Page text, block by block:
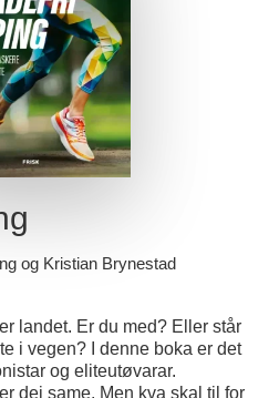
og Kristian Brynestad
landet. Er du med? Eller står
i vegen? I denne boka er det
og eliteutøvarar.
dei same. Men kva skal til for